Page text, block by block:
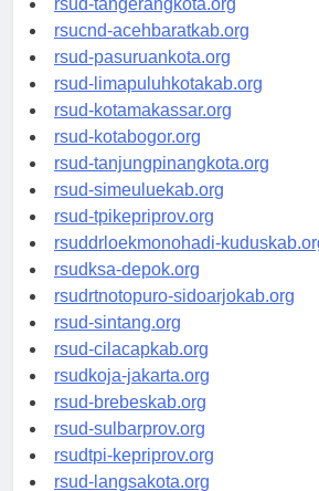
rsud-tangerangkota.org
rsucnd-acehbaratkab.org
rsud-pasuruankota.org
rsud-limapuluhkotakab.org
rsud-kotamakassar.org
rsud-kotabogor.org
rsud-tanjungpinangkota.org
rsud-simeuluekab.org
rsud-tpikepriprov.org
rsuddrloekmonohadi-kuduskab.org
rsudksa-depok.org
rsudrtnotopuro-sidoarjokab.org
rsud-sintang.org
rsud-cilacapkab.org
rsudkoja-jakarta.org
rsud-brebeskab.org
rsud-sulbarprov.org
rsudtpi-kepriprov.org